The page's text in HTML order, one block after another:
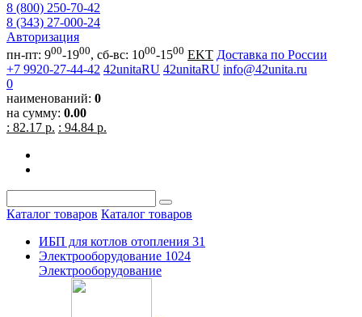
8 (800) 250-70-42
8 (343) 27-000-24
Авторизация
пн-пт: 900-1900, сб-вс: 1000-1500 EKT Доставка по России
+7 9920-27-44-42 42unitaRU 42unitaRU info@42unita.ru
0
наименований: 0
на сумму: 0.00
: 82.17 р. : 94.84 р.
Каталог товаров Каталог товаров
ИБП для котлов отопления 31
Электрооборудование 1024
Электрооборудование